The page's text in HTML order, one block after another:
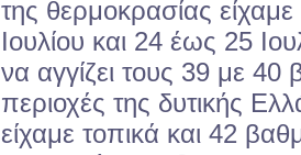
της θερμοκρασίας
Ιουλίου και 24 έως 25
να αγγίζει τους 39 με
περιοχές της δυτικής
είχαμε τοπικά και 42